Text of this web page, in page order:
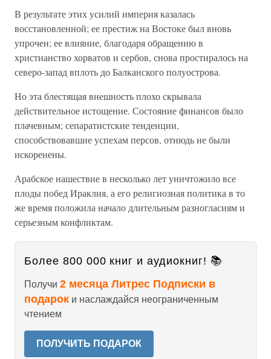
В результате этих усилий империя казалась
восстановленной; ее престиж на Востоке был вновь
упрочен; ее влияние, благодаря обращению в
христианство хорватов и сербов, снова простиралось на
северо-запад вплоть до Балканского полуострова.
Но эта блестящая внешность плохо скрывала
действительное истощение. Состояние финансов было
плачевным; сепаратистские тенденции,
способствовавшие успехам персов, отнюдь не были
искоренены.
Арабское нашествие в несколько лет уничтожило все
плоды побед Ираклия, а его религиозная политика в то
же время положила начало длительным разногласиям и
серьезным конфликтам.
Более 800 000 книг и аудиокниг! 📚
Получи 2 месяца Литрес Подписки в
подарок и наслаждайся неограниченным
чтением
ПОЛУЧИТЬ ПОДАРОК